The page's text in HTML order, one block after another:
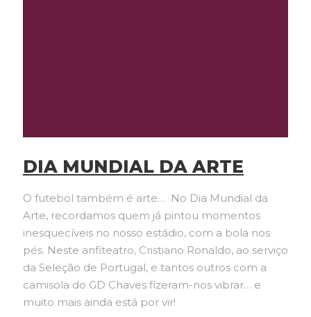
DIA MUNDIAL DA ARTE
O futebol também é arte… No Dia Mundial da
Arte, recordamos quem já pintou momentos
inesquecíveis no nosso estádio, com a bola nos
pés. Neste anfiteatro, Cristiano Ronaldo, ao serviço
da Seleção de Portugal, e tantos outros com a
camisola do GD Chaves fizeram-nos vibrar… e
muito mais ainda está por vir!